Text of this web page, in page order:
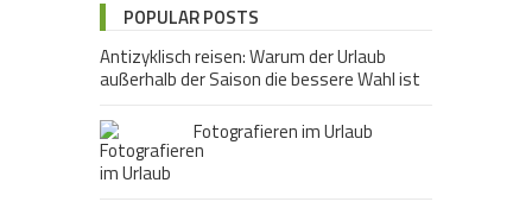
POPULAR POSTS
Antizyklisch reisen: Warum der Urlaub
außerhalb der Saison die bessere Wahl ist
Fotografieren im Urlaub